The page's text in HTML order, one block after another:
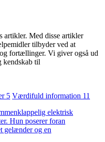
artikler. Med disse artikler
tilbyder ved at
fortællinger. Vi giver også ud
kendskab til
5 Værdifuld information 11